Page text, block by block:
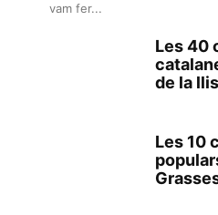
vam fer...
Les 40
de la
Les 10